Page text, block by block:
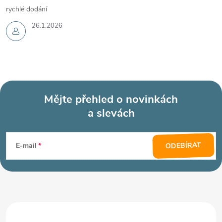
26.1.2026
rychlé dodání
p
Mějte přehled o novinkách
a slevách
E-mail ODEBÍRAT